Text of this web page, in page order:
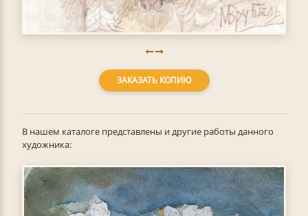
ЗАКАЗАТЬ КОПИЮ
В нашем каталоге представлены и другие работы данного
художника: